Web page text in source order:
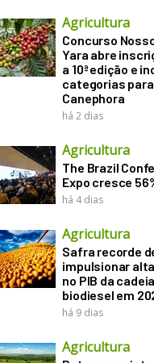
Agricultura
Concurso
Yara abre
a 10ª edição e
categorias
Canephora
há 2 dias
Agricultura
The Brazil
Expo cresce
há 4 dias
Agricultura
Safra recorde
impulsionar
no PIB da
biodiesel em
há 9 dias
Agricultura